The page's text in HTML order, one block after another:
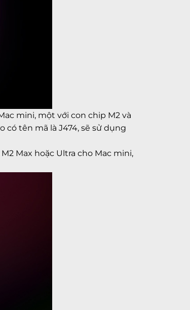
mini, một với con chip M2 và
có tên mã là J474, sẽ sử dụng
Max hoặc Ultra cho Mac mini,